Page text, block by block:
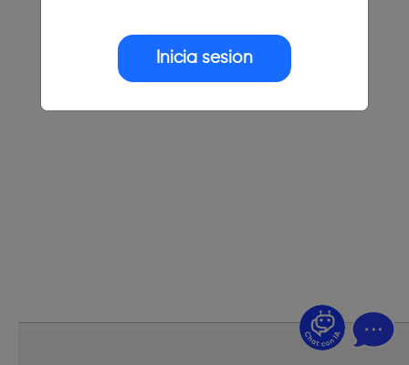
Inicia sesión